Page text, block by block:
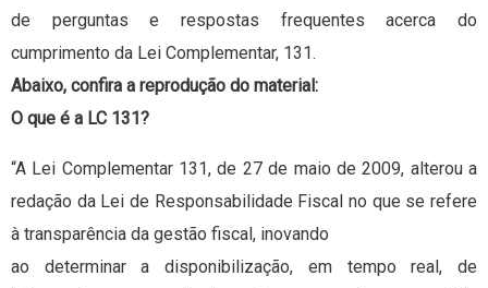
de perguntas e respostas frequentes acerca do
cumprimento da Lei Complementar, 131.
Abaixo, confira a reprodução do material:
O que é a LC 131?
“A Lei Complementar 131, de 27 de maio de 2009, alterou a
redação da Lei de Responsabilidade Fiscal no que se refere
à transparência da gestão fiscal, inovando
ao determinar a disponibilização, em tempo real, de